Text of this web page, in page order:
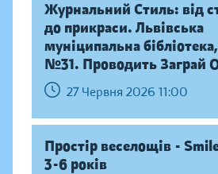
Журнальний Стиль: від
до прикраси. Львівська
муніципальна
№31. Проводить Заграй
27 Червня 2026 11:00
Простір веселощів -
3-6 років